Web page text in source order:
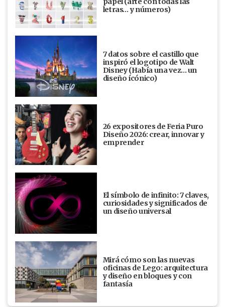
letras… y números)
7 datos sobre el castillo que
inspiró el logotipo de Walt
Disney (Había una vez... un
diseño ícónico)
26 expositores de Feria Puro
Diseño 2026: crear, innovar y
emprender
El símbolo de infinito: 7 claves,
curiosidades y significados de
un diseño universal
Mirá cómo son las nuevas
oficinas de Lego: arquitectura
y diseño en bloques y con
fantasía